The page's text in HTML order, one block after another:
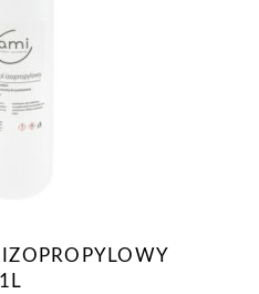
1L